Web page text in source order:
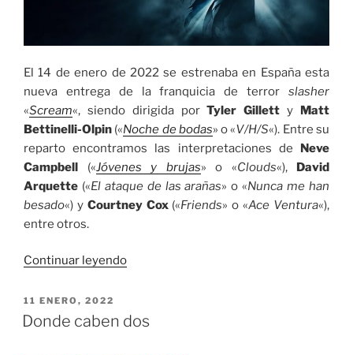
El 14 de enero de 2022 se estrenaba en España esta
nueva entrega de la franquicia de terror slasher
«Scream«, siendo dirigida porTyler Gilletty Matt
Bettinelli-Olpin («Noche de bodas» o «V/H/S«). Entre su
reparto encontramos las interpretaciones de Neve
Campbell («Jóvenes y brujas» o «Clouds«),David
Arquette («El ataque de las arañas» o «Nunca me han
besado«) y Courtney Cox («Friends» o «Ace Ventura«),
entre otros.
Continuar leyendo«Scream
PUBLICADO
EL
11 ENERO, 2022
Donde caben dos